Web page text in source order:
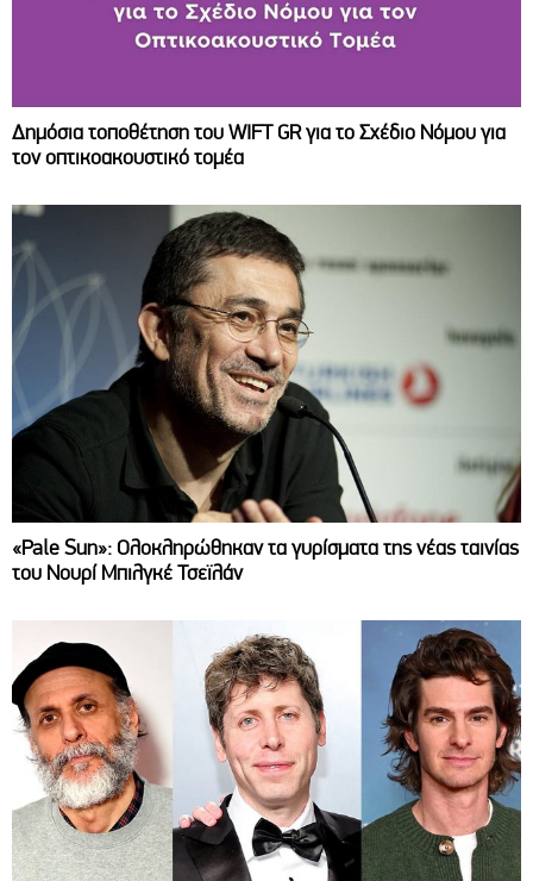
Δημόσια τοποθέτηση του WIFT GR για το Σχέδιο Νόμου για
τον οπτικοακουστικό τομέα
«Pale Sun»: Ολοκληρώθηκαν τα γυρίσματα της νέας ταινίας
του Νουρί Μπιλγκέ Τσεϊλάν